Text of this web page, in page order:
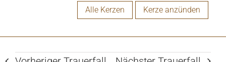
Alle Kerzen Kerze anzünden